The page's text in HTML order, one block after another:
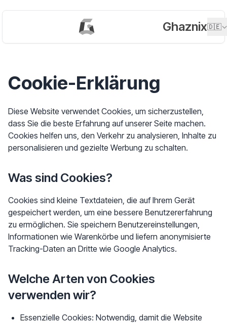
Ghaznix🇩🇪
Cookie-Erklärung
Diese Website verwendet Cookies, um sicherzustellen,
dass Sie die beste Erfahrung auf unserer Seite machen.
Cookies helfen uns, den Verkehr zu analysieren, Inhalte zu
personalisieren und gezielte Werbung zu schalten.
Was sind Cookies?
Cookies sind kleine Textdateien, die auf Ihrem Gerät
gespeichert werden, um eine bessere Benutzererfahrung
zu ermöglichen. Sie speichern Benutzereinstellungen,
Informationen wie Warenkörbe und liefern anonymisierte
Tracking-Daten an Dritte wie Google Analytics.
Welche Arten von Cookies
verwenden wir?
Essenzielle Cookies: Notwendig, damit die Website